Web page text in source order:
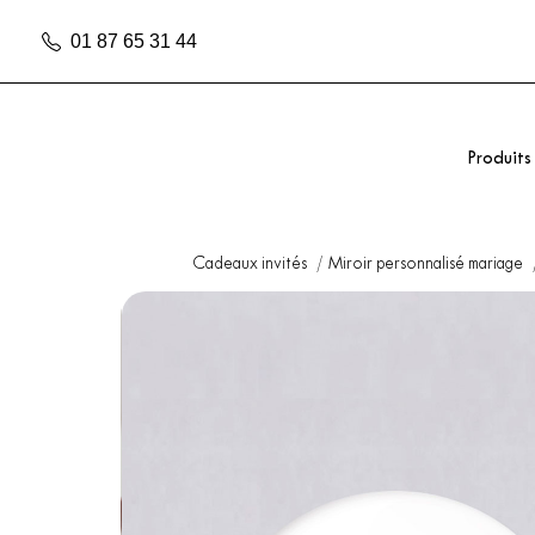
01 87 65 31 44
Produits
Cadeaux invités Miroir personnalisé mariage